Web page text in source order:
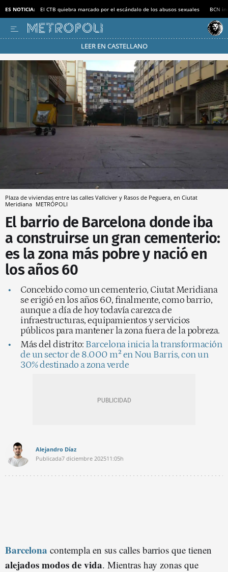
ES NOTICIA: El CTB quiebra marcado por el escándalo de los abusos sexuales BCN
LEER EN CASTELLANO
Pásate al MODO AHORRO
Plaza de viviendas entre las calles Vallciver y Rasos de Peguera, en Ciutat
Meridiana METRÓPOLI
El barrio de Barcelona donde iba
a construirse un gran cementerio:
es la zona más pobre y nació en
los años 60
Concebido como un cementerio, Ciutat Meridiana
se erigió en los años 60, finalmente, como barrio,
aunque a día de hoy todavía carezca de
infraestructuras, equipamientos y servicios
públicos para mantener la zona fuera de la pobreza.
Más del distrito: Barcelona inicia la transformación
de un sector de 8.000 m² en Nou Barris, con un
30% destinado a zona verde
Alejandro Díaz
Publicada7 diciembre 202511:05h
Barcelona contempla en sus calles barrios que tienen
alejados modos de vida. Mientras hay zonas que